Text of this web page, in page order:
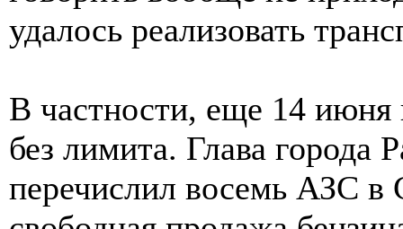
удалось реализовать
В частности, еще 14 июня
без лимита. Глава города
перечислил восемь АЗС в